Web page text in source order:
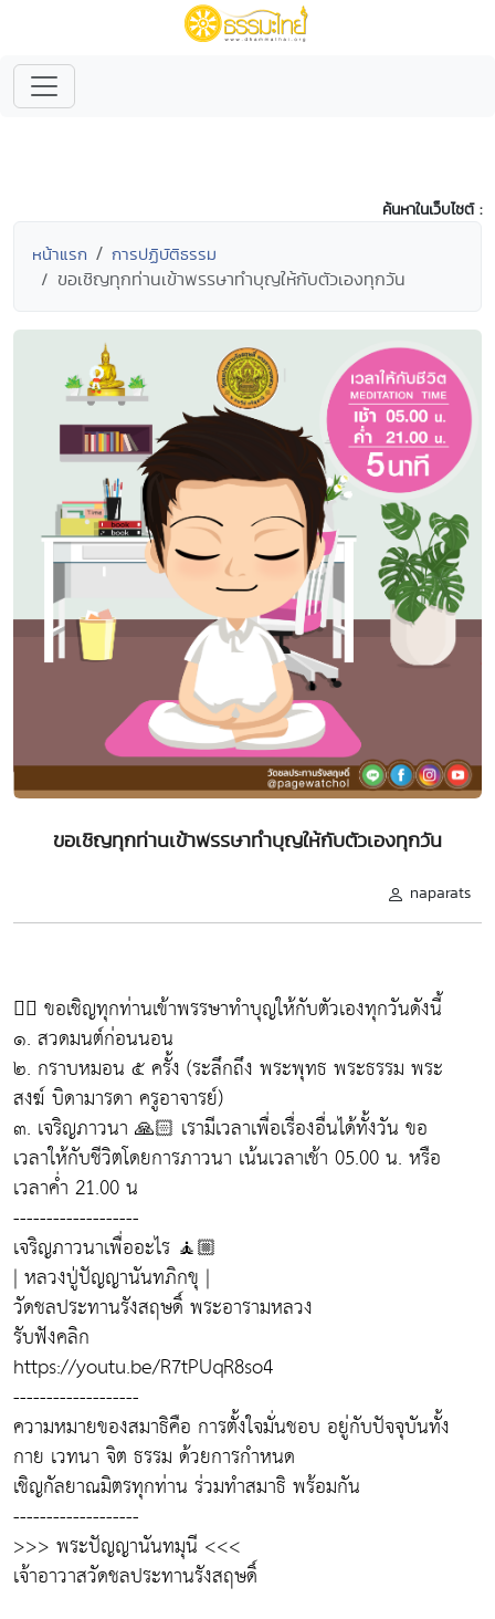
ค้นหาในเว็บไซต์ :
หน้าแรก การปฏิบัติธรรม
ขอเชิญทุกท่านเข้าพรรษาทำบุญให้กับตัวเองทุกวัน
ขอเชิญทุกท่านเข้าพรรษาทำบุญให้กับตัวเองทุกวัน
naparats
🧘‍♂ ขอเชิญทุกท่านเข้าพรรษาทำบุญให้กับตัวเองทุกวันดังนี้
๑. สวดมนต์ก่อนนอน
๒. กราบหมอน ๕ ครั้ง (ระลึกถึง พระพุทธ พระธรรม พระ
สงฆ์ บิดามารดา ครูอาจารย์)
๓. เจริญภาวนา 🙏🏻 เรามีเวลาเพื่อเรื่องอื่นได้ทั้งวัน ขอ
เวลาให้กับชีวิตโดยการภาวนา เน้นเวลาเช้า 05.00 น. หรือ
เวลาค่ำ 21.00 น
-------------------
เจริญภาวนาเพื่ออะไร 🧘🏼
| หลวงปู่ปัญญานันทภิกขุ |
วัดชลประทานรังสฤษดิ์ พระอารามหลวง
รับฟังคลิก
https://youtu.be/R7tPUqR8so4
-------------------
ความหมายของสมาธิคือ การตั้งใจมั่นชอบ อยู่กับปัจจุบันทั้ง
กาย เวทนา จิต ธรรม ด้วยการกำหนด
เชิญกัลยาณมิตรทุกท่าน ร่วมทำสมาธิ พร้อมกัน
-------------------
>>> พระปัญญานันทมุนี <<<
เจ้าอาวาสวัดชลประทานรังสฤษดิ์